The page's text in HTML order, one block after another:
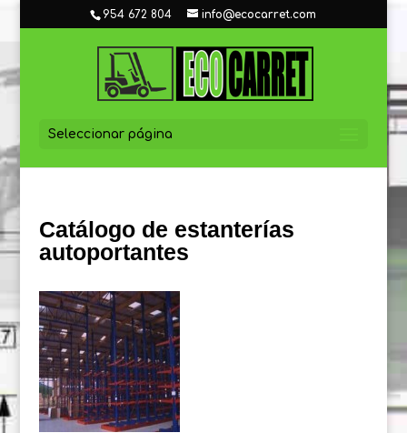
954 672 804 info@ecocarret.com
Seleccionar página
Catálogo de estanterías
autoportantes